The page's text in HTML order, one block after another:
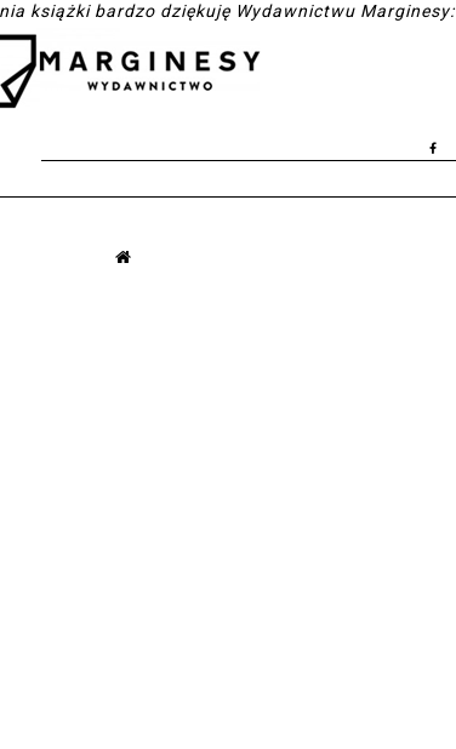
książki bardzo dziękuję Wydawnictwu Marginesy: